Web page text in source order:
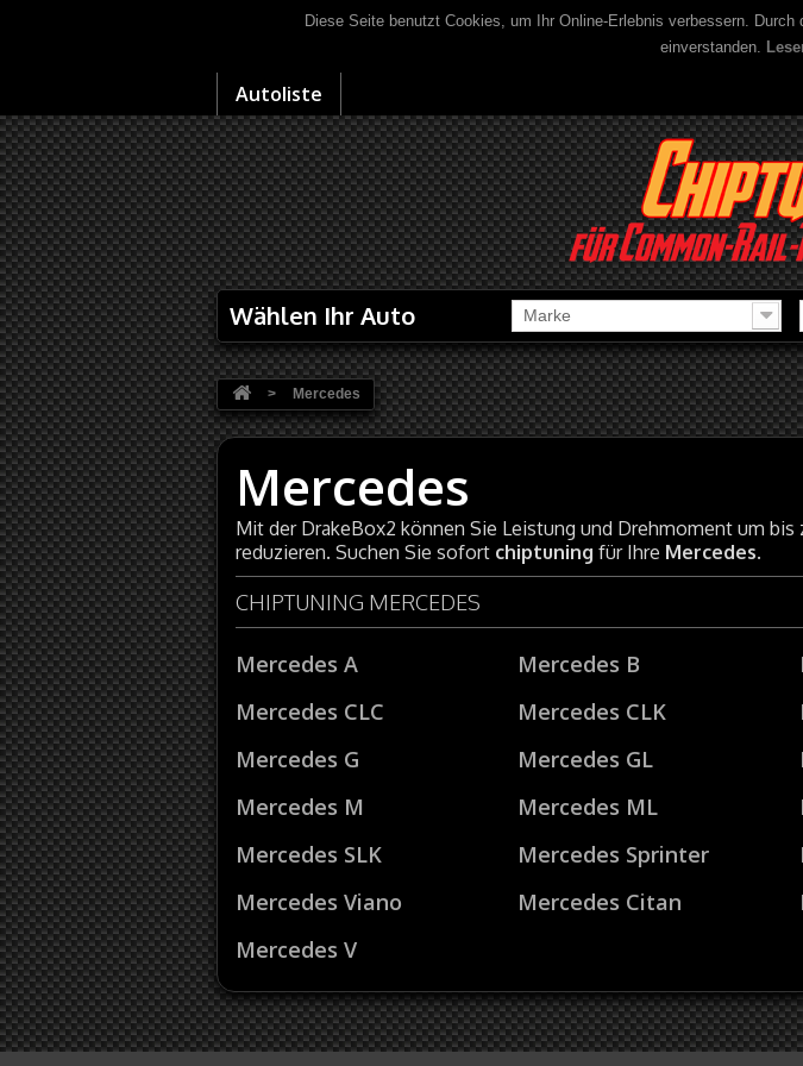
Diese Seite benutzt Cookies, um Ihr Online-Erlebnis verbessern.
einverstanden.
Autoliste
Wählen Ihr Auto Marke
> Mercedes
Mercedes
Mit der DrakeBox2 können Sie Leistung und Drehmoment um
reduzieren. Suchen Sie sofort chiptuning für Ihre Mercedes.
CHIPTUNING MERCEDES
Mercedes A Mercedes B
Mercedes CLC
Mercedes CLK
Mercedes G
Mercedes GL
Mercedes M
Mercedes ML
Mercedes SLK
Mercedes Sprinter
Mercedes Viano
Mercedes Citan
Mercedes V